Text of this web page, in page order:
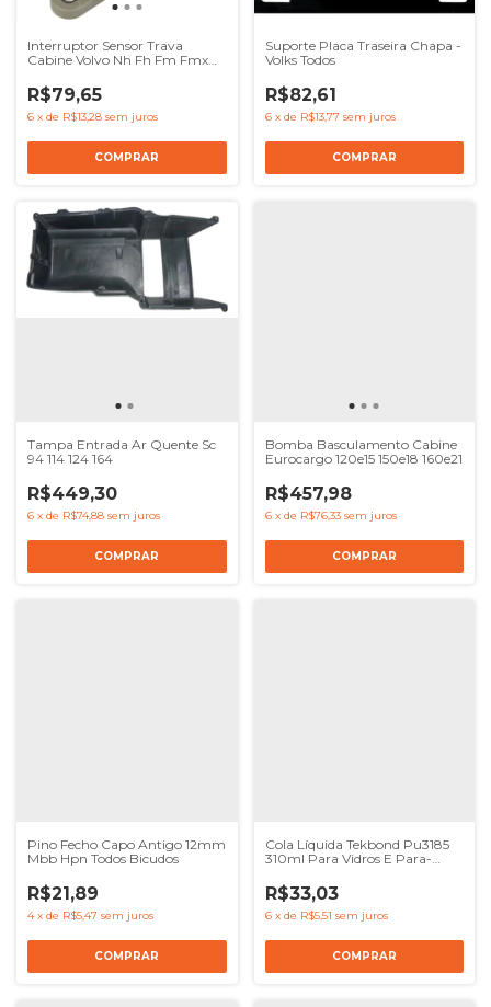
Interruptor Sensor Trava
Cabine Volvo Nh Fh Fm Fmx
R$79,65
6 x de R$13,28 sem juros
Suporte Placa Traseira Chapa -
Volks Todos
R$82,61
6 x de R$13,77 sem juros
Tampa Entrada Ar Quente Sc
94 114 124 164
R$449,30
6 x de R$74,88 sem juros
Bomba Basculamento Cabine
Eurocargo 120e15 150e18 160e21
R$457,98
6 x de R$76,33 sem juros
Pino Fecho Capo Antigo 12mm
Mbb Hpn Todos Bicudos
R$21,89
4 x de R$5,47 sem juros
Cola Líquida Tekbond Pu3185
310ml Para Vidros E Para-
R$33,03
6 x de R$5,51 sem juros